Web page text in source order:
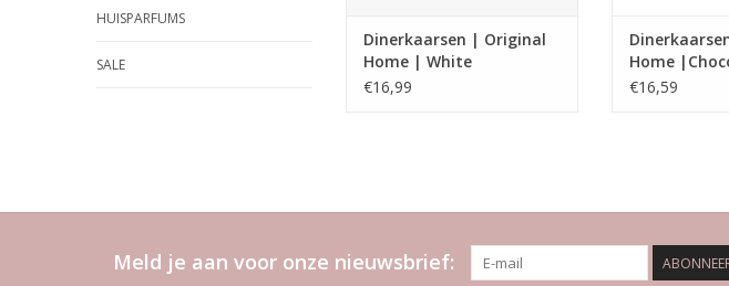
HUISPARFUMS
SALE
Dinerkaarsen | Original
Home | White
€16,99
Home
€16,59
Meld je aan voor onze nieuwsbrief: